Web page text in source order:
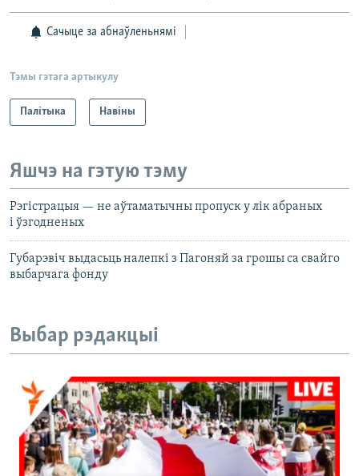
Сачыце за абнаўленьнямі
Тэмы гэтага артыкулу
Палітыка Навіны
Яшчэ на гэтую тэму
Рэгістрацыя — не аўтаматычны пропуск у лік абраных
і ўзгодненых
Губарэвіч выдасьць налепкі з Пагоняй за грошы са свайго
выбарчага фонду
Выбар рэдакцыі